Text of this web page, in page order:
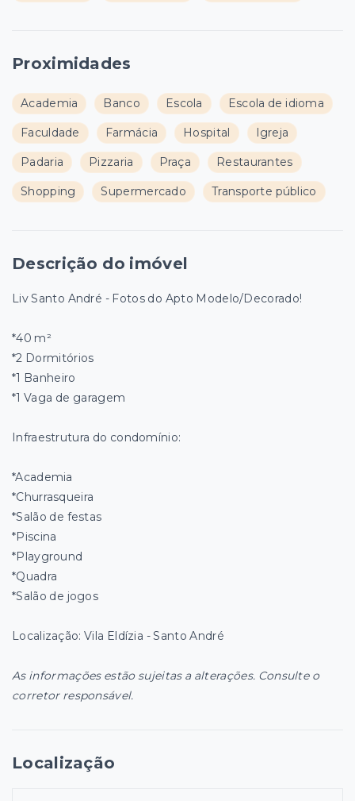
Proximidades
Academia Banco Escola Escola de idioma
Faculdade Farmácia Hospital Igreja
Padaria Pizzaria Praça Restaurantes
Shopping Supermercado Transporte público
Descrição do imóvel
Liv Santo André - Fotos do Apto Modelo/Decorado!
*40 m²
*2 Dormitórios
*1 Banheiro
*1 Vaga de garagem
Infraestrutura do condomínio:
*Academia
*Churrasqueira
*Salão de festas
*Piscina
*Playground
*Quadra
*Salão de jogos
Localização: Vila Eldízia - Santo André
As informações estão sujeitas a alterações. Consulte o
corretor responsável.
Localização